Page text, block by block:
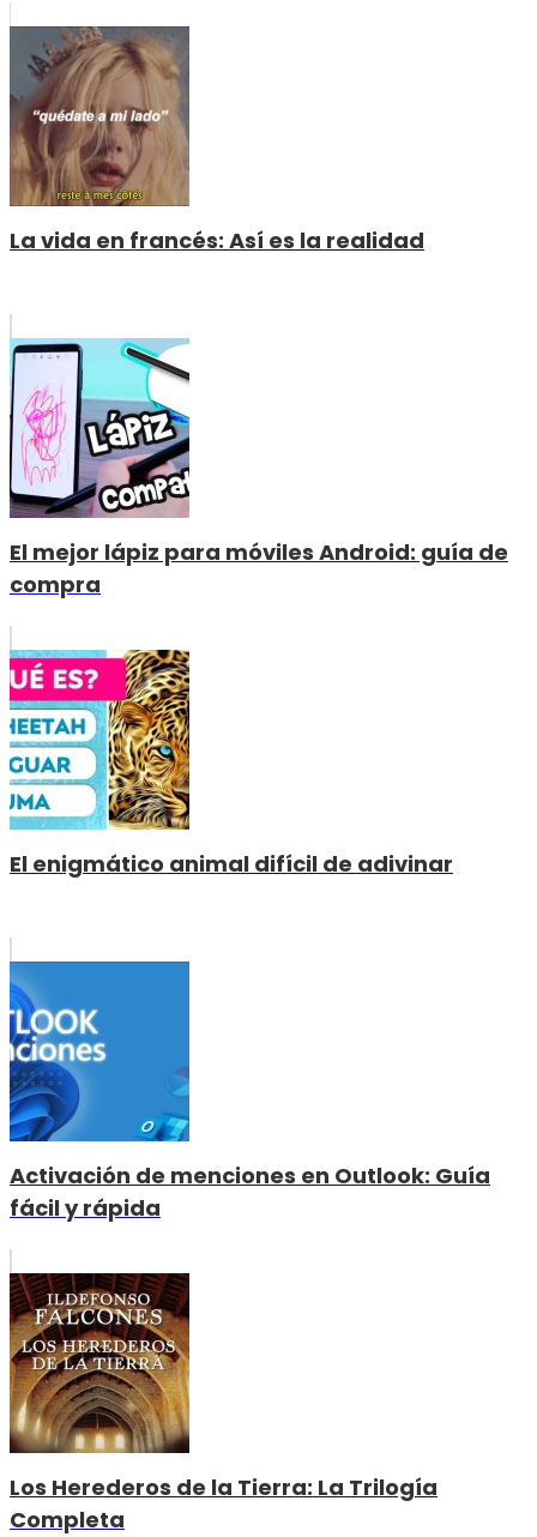
La vida en francés: Así es la realidad
El mejor lápiz para móviles Android: guía de
compra
El enigmático animal difícil de adivinar
Activación de menciones en Outlook: Guía
fácil y rápida
Los Herederos de la Tierra: La Trilogía
Completa